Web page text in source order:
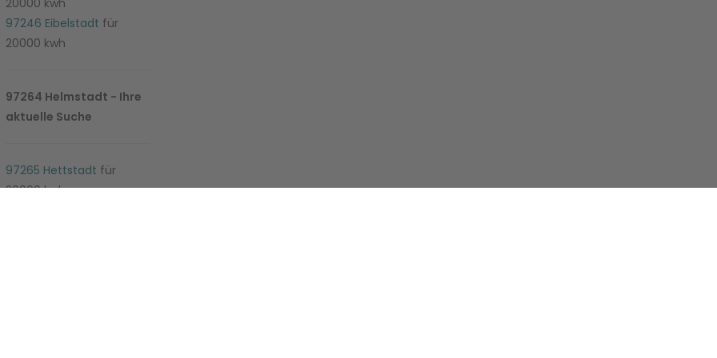
97246 Eibelstadt für
20000 kwh
97264 Helmstadt - Ihre
aktuelle Suche
97265 Hettstadt für
20000 kwh